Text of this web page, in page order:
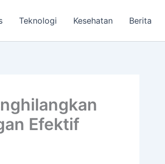
Teknologi Kesehatan Berita
Efektif